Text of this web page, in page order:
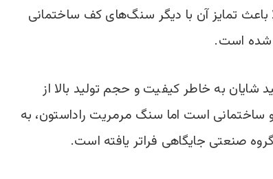
باعث تمایز آن با دیگر سنگ­‌های کف ساختمانی
شده است.
به خاطر کیفیت و حجم تولید بالا از
است اما سنگ مرمریت راداستون، به
صنعتی جایگاهی فراتر یافته است.